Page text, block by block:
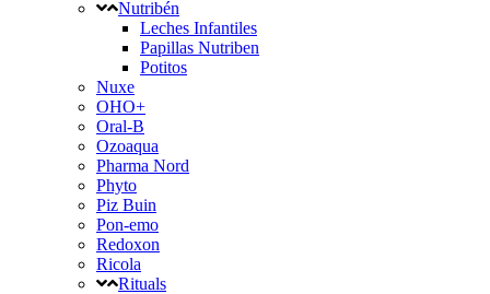
Nutribén
Leches Infantiles
Papillas Nutriben
Potitos
Nuxe
OHO+
Oral-B
Ozoaqua
Pharma Nord
Phyto
Piz Buin
Pon-emo
Redoxon
Ricola
Rituals